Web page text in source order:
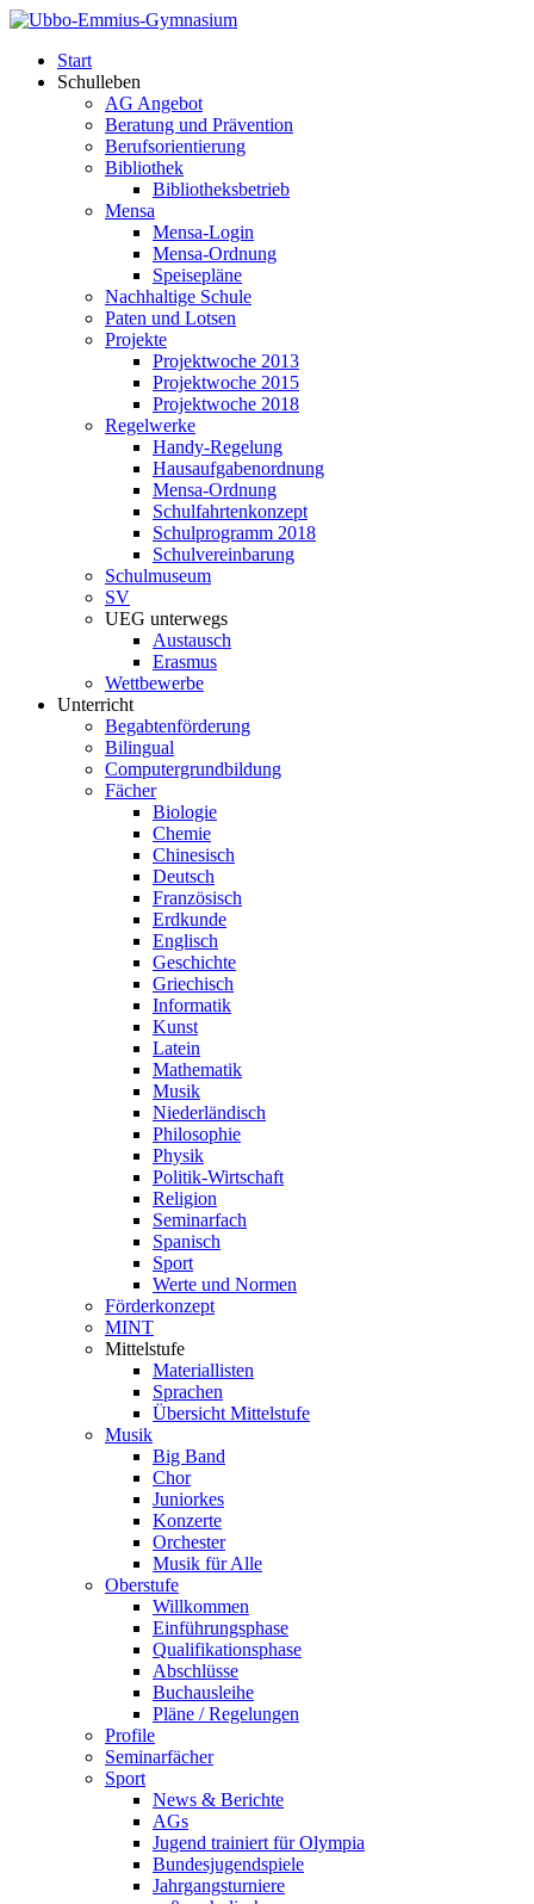
Start
Schulleben
AG Angebot
Beratung und Prävention
Berufsorientierung
Bibliothek
Bibliotheksbetrieb
Mensa
Mensa-Login
Mensa-Ordnung
Speisepläne
Nachhaltige Schule
Paten und Lotsen
Projekte
Projektwoche 2013
Projektwoche 2015
Projektwoche 2018
Regelwerke
Handy-Regelung
Hausaufgabenordnung
Mensa-Ordnung
Schulfahrtenkonzept
Schulprogramm 2018
Schulvereinbarung
Schulmuseum
SV
UEG unterwegs
Austausch
Erasmus
Wettbewerbe
Unterricht
Begabtenförderung
Bilingual
Computergrundbildung
Fächer
Biologie
Chemie
Chinesisch
Deutsch
Französisch
Erdkunde
Englisch
Geschichte
Griechisch
Informatik
Kunst
Latein
Mathematik
Musik
Niederländisch
Philosophie
Physik
Politik-Wirtschaft
Religion
Seminarfach
Spanisch
Sport
Werte und Normen
Förderkonzept
MINT
Mittelstufe
Materiallisten
Sprachen
Übersicht Mittelstufe
Musik
Big Band
Chor
Juniorkes
Konzerte
Orchester
Musik für Alle
Oberstufe
Willkommen
Einführungsphase
Qualifikationsphase
Abschlüsse
Buchausleihe
Pläne / Regelungen
Profile
Seminarfächer
Sport
News & Berichte
AGs
Jugend trainiert für Olympia
Bundesjugendspiele
Jahrgangsturniere